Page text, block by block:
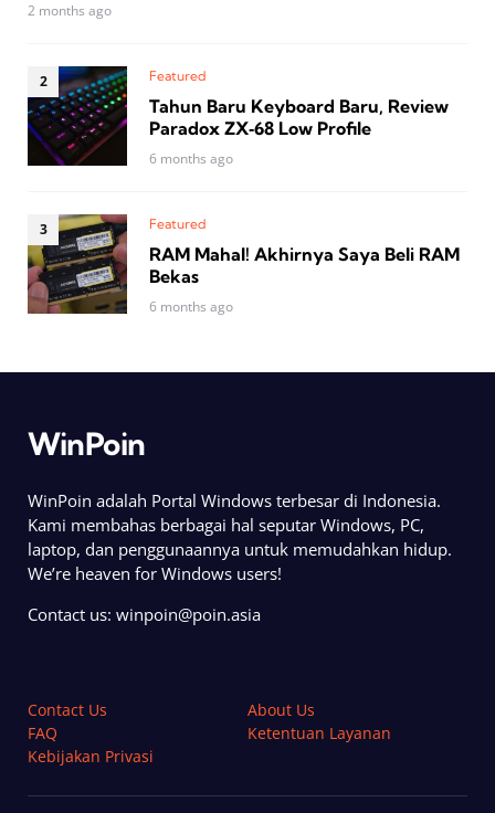
2 months ago
Featured
Tahun Baru Keyboard Baru, Review
Paradox ZX‑68 Low Profile
6 months ago
Featured
RAM Mahal! Akhirnya Saya Beli RAM
Bekas
6 months ago
WinPoin
WinPoin adalah Portal Windows terbesar di Indonesia.
Kami membahas berbagai hal seputar Windows, PC,
laptop, dan penggunaannya untuk memudahkan hidup.
We’re heaven for Windows users!
Contact us: winpoin@poin.asia
Contact Us
About Us
FAQ
Ketentuan Layanan
Kebijakan Privasi